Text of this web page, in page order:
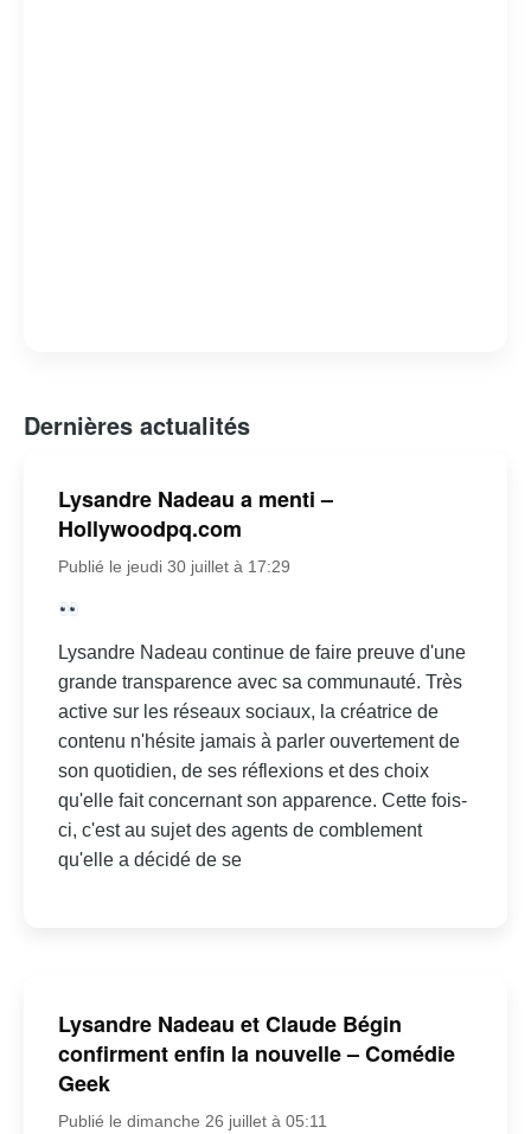
Dernières actualités
Lysandre Nadeau a menti –
Hollywoodpq.com
Publié le jeudi 30 juillet à 17:29
Lysandre Nadeau continue de faire preuve d'une
grande transparence avec sa communauté. Très
active sur les réseaux sociaux, la créatrice de
contenu n'hésite jamais à parler ouvertement de
son quotidien, de ses réflexions et des choix
qu'elle fait concernant son apparence. Cette fois-
ci, c'est au sujet des agents de comblement
qu'elle a décidé de se
Lysandre Nadeau et Claude Bégin
confirment enfin la nouvelle – Comédie
Geek
Publié le dimanche 26 juillet à 05:11